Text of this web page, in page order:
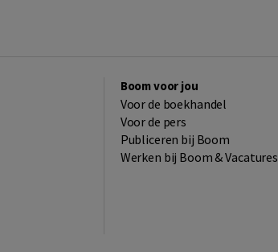
Boom voor jou
Voor de boekhandel
Voor de pers
Publiceren bij Boom
Werken bij Boom & Vacatures